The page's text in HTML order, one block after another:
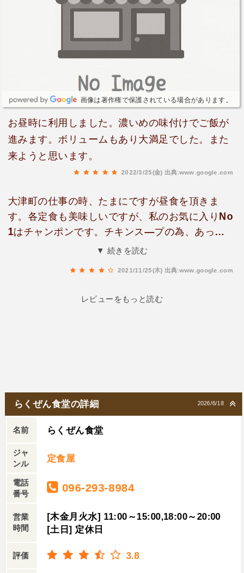
画像は著作権で保護されている場合があります。
お昼時に利用しました。濃いめの味付けでご飯が
進みます。ボリュームもあり大満足でした。また
来ようと思います。
2022/3/25(金) 出典:www.google.com
大津町の仕事の時、たまにですが昼食を頂きま
す。各定食も美味しいですが、私のお気に入りNo
1はチャンポンです。チキンス―プの為、あっさ
りして最後の一滴まで飲みほせます。リンガーハ
ポンは、野菜の旨味成分が出汁となったス―プの
▼ 続きを読む
2021/11/25(木) 出典:www.google.com
レビューをもっと読む
2026/6/18
らくぜん食堂の詳細
名前 らくぜん食堂
ジャ
ンル
定食屋
電話
番号
096-293-8984
営業
時間
[木金月火水] 11:00～15:00,18:00～20:00
[土日] 定休日
評価 3.8